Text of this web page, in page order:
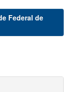
Federal de